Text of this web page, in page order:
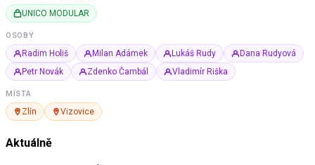
UNICO MODULAR
OSOBY
Radim Holiš Milan Adámek Lukáš Rudy
Dana Rudyová
Petr Novák
Zdenko Čambál Vladimír Riška
MÍSTA
Zlín Vizovice
Aktuálně